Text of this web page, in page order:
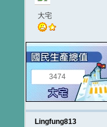
大宅
3474
Lingfung813